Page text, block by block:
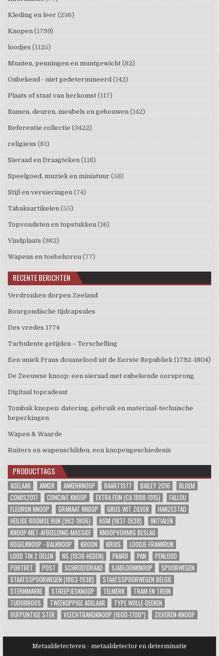
Kleding en leer (236)
Knopen (1799)
loodjes (1125)
Munten, penningen en muntgewicht (82)
Onbekend - niet gedetermineerd (142)
Plaats of staat van herkomst (117)
Ramen, deuren, meubels en gebouwen (142)
Referentie collectie (3422)
religieus (81)
Sieraad en Draagteken (118)
Speelgoed, muziek en miniatuur (58)
Stijl en versieringen (74)
Tabaksartikelen (55)
Topvondsten en topstukken (16)
Vindplaats (982)
Wapens en toebehoren (77)
RECENTE BERICHTEN
Verdronken dorpen Zeeland
Bourgondische tijdcapsules
Des vredes 1774
Turbulente getijden – Terschelling
Een uniek Frans douanelood uit de Eerste Republiek (1792-1804)
De Zeeuwse knoop: een sieraad met onbekende oorsprong
Digitaal topcadeau!
Tombak knopen: datering, gebruik en materiaal-technische
beperkingen
Wapen & Waarde
Ruiters en wapenschilden, een knopengeschiedenis
PRODUCTTAGS
ADELAAR ANKER ANKERKNOOP BAART1977 BAILEY 2016
BLOEM
COMIS2017
CONCAVE KNOOP EXTRA FEIN (CA 1888-1915)
FALLOU
FLEURON KNOOP
GRANAAT KNOOP GRIJS WIT ZILVER
HANZESTAD
HEILIGE ROOMSE RIJK (962-1806)
HSM (1837-1938)
INITIALEN
KNOOP-MET-AFBEELDING-MASSIEF
KNOOPVORMIG BESLAG
KOGELKNOOP - BALKNOOP
KROON KRUIS
LOODJE-FRANKRIJK
LOOD TIN 2 DELEN
NS (1938-HEDEN) PAARD PAN
PENLOOD
PORTRET
POST SCHROEFDRAAD SJABLOONKNOOP
SPOORWEGEN
STAATSSPOORWEGEN (1863-1938)
STAATSSPOORWEGEN BELGIE
STERNMARKE
STREEPJESKNOOP TELMERK
TRAM EN TREIN
TUDORROOS
TWEEKOPPIGE ADELAAR
TYPE WOLLE-DEEKEN
VIJFPUNTIGE STER
VLECHTBANDKNOOP (1600-1700*) ZILVEREN-KNOOP
Metaaldetecteren - metaaldetector en determinatie